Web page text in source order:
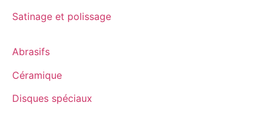
Satinage et polissage
Abrasifs
Céramique
Disques spéciaux